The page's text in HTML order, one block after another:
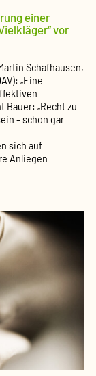
einer
vor
Schafhausen,
„Eine
Bauer: „Recht zu
– schon gar
sich auf
Anliegen